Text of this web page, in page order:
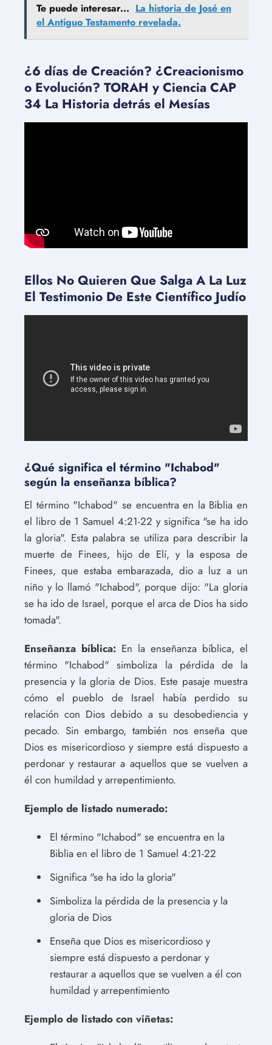
Te puede interesar... La historia de José en
el Antiguo Testamento revelada.
¿6 días de Creación? ¿Creacionismo
o Evolución? TORAH y Ciencia CAP
34 La Historia detrás el Mesías
Ellos No Quieren Que Salga A La Luz
El Testimonio De Este Científico Judío
¿Qué significa el término "Ichabod"
según la enseñanza bíblica?
El término "Ichabod" se encuentra en la Biblia en
el libro de 1 Samuel 4:21-22 y significa "se ha ido
la gloria". Esta palabra se utiliza para describir la
muerte de Finees, hijo de Elí, y la esposa de
Finees, que estaba embarazada, dio a luz a un
niño y lo llamó "Ichabod", porque dijo: "La gloria
se ha ido de Israel, porque el arca de Dios ha sido
tomada".
Enseñanza bíblica: En la enseñanza bíblica, el
término "Ichabod" simboliza la pérdida de la
presencia y la gloria de Dios. Este pasaje muestra
cómo el pueblo de Israel había perdido su
relación con Dios debido a su desobediencia y
pecado. Sin embargo, también nos enseña que
Dios es misericordioso y siempre está dispuesto a
perdonar y restaurar a aquellos que se vuelven a
él con humildad y arrepentimiento.
Ejemplo de listado numerado:
El término "Ichabod" se encuentra en la
Biblia en el libro de 1 Samuel 4:21-22
Significa "se ha ido la gloria"
Simboliza la pérdida de la presencia y la
gloria de Dios
Enseña que Dios es misericordioso y
siempre está dispuesto a perdonar y
restaurar a aquellos que se vuelven a él con
humildad y arrepentimiento
Ejemplo de listado con viñetas: